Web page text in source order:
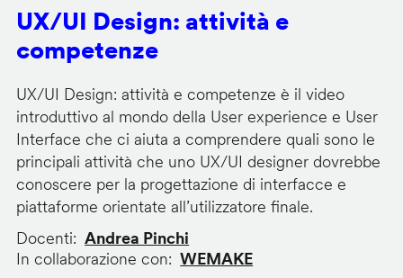
UX/UI Design: attività e
competenze
UX/UI Design: attività e competenze è il video
introduttivo al mondo della User experience e User
Interface che ci aiuta a comprendere quali sono le
principali attività che uno UX/UI designer dovrebbe
conoscere per la progettazione di interfacce e
piattaforme orientate all’utilizzatore finale.
Docenti
Andrea Pinchi
In collaborazione con
WEMAKE